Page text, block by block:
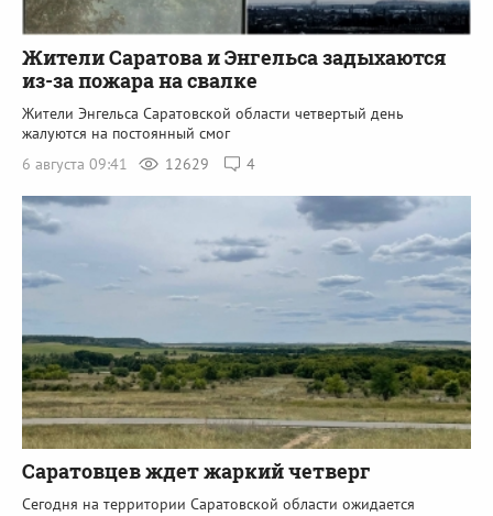
Жители Саратова и Энгельса задыхаются
из-за пожара на свалке
Жители Энгельса Саратовской области четвертый день
жалуются на постоянный смог
6 августа 09:41
12629 4
Саратовцев ждет жаркий четверг
Сегодня на территории Саратовской области ожидается